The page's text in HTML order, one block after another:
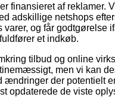
finansieret af reklamer.
adskillige netshops
varer, og får godtgørelse
et indkøb.
tilbud og online
men vi kan
ændringer der potentielt
opdaterede de viste